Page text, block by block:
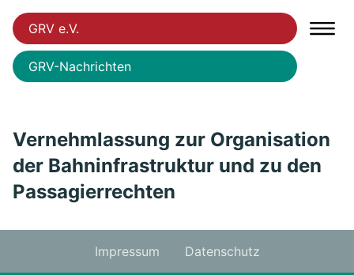
GRV e.V.
GRV-Nachrichten
Vernehmlassung zur Organisation
der Bahninfrastruktur und zu den
Passagierrechten
Impressum Datenschutz